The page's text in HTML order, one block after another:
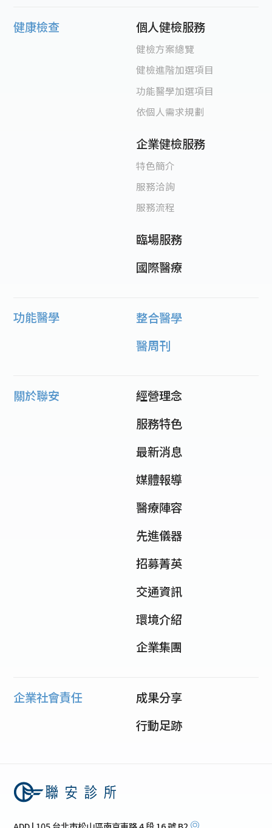
健康檢查 個人健檢服務
健檢方案總覽
健檢進階加選項目
功能醫學加選項目
依個人需求規劃
企業健檢服務
特色簡介
服務洽詢
服務流程
臨場服務
國際醫療
功能醫學
整合醫學
醫周刊
關於聯安
經營理念
服務特色
最新消息
媒體報導
醫療陣容
先進儀器
招募菁英
交通資訊
環境介紹
企業集團
企業社會責任
成果分享
行動足跡